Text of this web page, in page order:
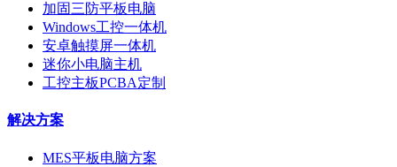
加固三防平板电脑
Windows工控一体机
安卓触摸屏一体机
迷你小电脑主机
工控主板PCBA定制
解决方案
MES平板电脑方案